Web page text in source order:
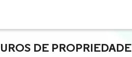
DE PROPRIEDADE